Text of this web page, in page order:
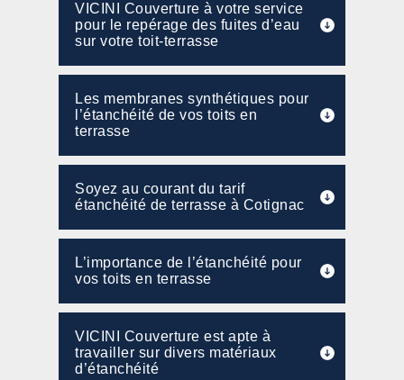
VICINI Couverture à votre service
pour le repérage des fuites d’eau
sur votre toit-terrasse
Les membranes synthétiques pour
l’étanchéité de vos toits en
terrasse
Soyez au courant du tarif
étanchéité de terrasse à Cotignac
L’importance de l’étanchéité pour
vos toits en terrasse
VICINI Couverture est apte à
travailler sur divers matériaux
d’étanchéité